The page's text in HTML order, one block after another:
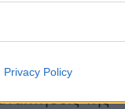
Privacy Policy
και τα
αυτός
τρόπο στη
της